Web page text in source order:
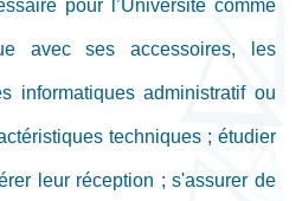
avec ses accessoires, les
informatiques administratif ou
techniques ; étudier
leur réception ; s'assurer de